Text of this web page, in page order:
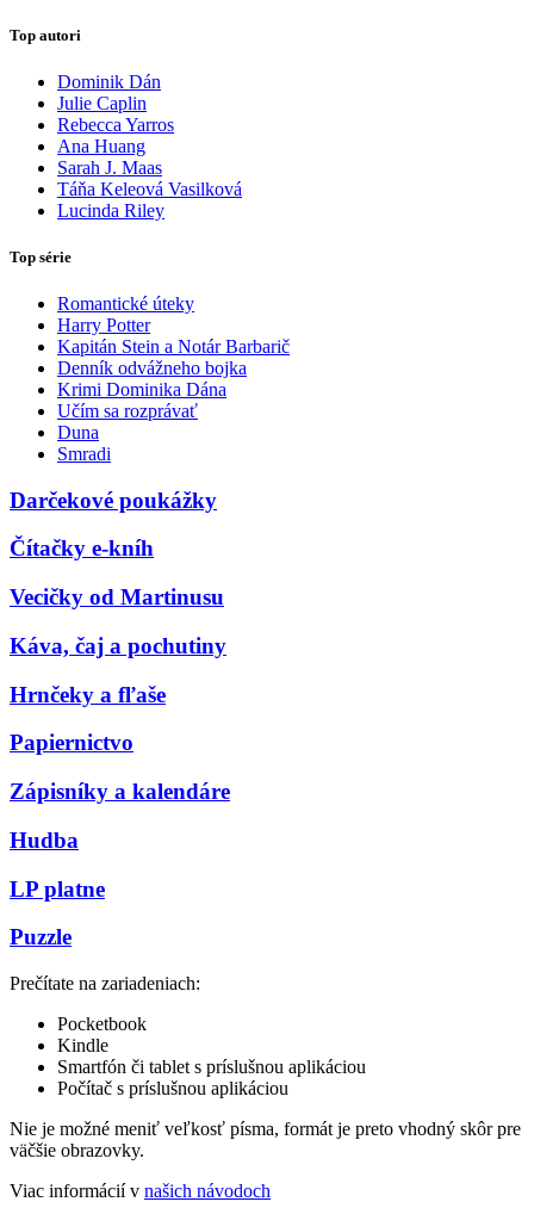
Top autori
Dominik Dán
Julie Caplin
Rebecca Yarros
Ana Huang
Sarah J. Maas
Táňa Keleová Vasilková
Lucinda Riley
Top série
Romantické úteky
Harry Potter
Kapitán Stein a Notár Barbarič
Denník odvážneho bojka
Krimi Dominika Dána
Učím sa rozprávať
Duna
Smradi
Darčekové poukážky
Čítačky e-kníh
Vecičky od Martinusu
Káva, čaj a pochutiny
Hrnčeky a fľaše
Papiernictvo
Zápisníky a kalendáre
Hudba
LP platne
Puzzle
Prečítate na zariadeniach:
Pocketbook
Kindle
Smartfón či tablet s príslušnou aplikáciou
Počítač s príslušnou aplikáciou
Nie je možné meniť veľkosť písma, formát je preto vhodný skôr pre
väčšie obrazovky.
Viac informácií v našich návodoch